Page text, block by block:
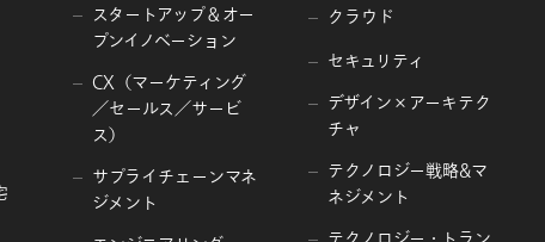
スタートアップ＆オー
プンイノベーション
CX（マーケティング
／セールス／サービ
ス）
サプライチェーンマネ
ジメント
クラウド
セキュリティ
デザイン×アーキテク
チャ
テクノロジー戦略&マ
ネジメント